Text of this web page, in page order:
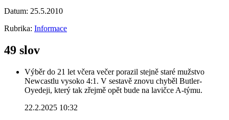
Datum: 25.5.2010
Rubrika: Informace
49 slov
Výběr do 21 let včera večer porazil stejně staré mužstvo
Newcastlu vysoko 4:1. V sestavě znovu chyběl Butler-
Oyedeji, který tak zřejmě opět bude na lavičce A-týmu.
22.2.2025 10:32